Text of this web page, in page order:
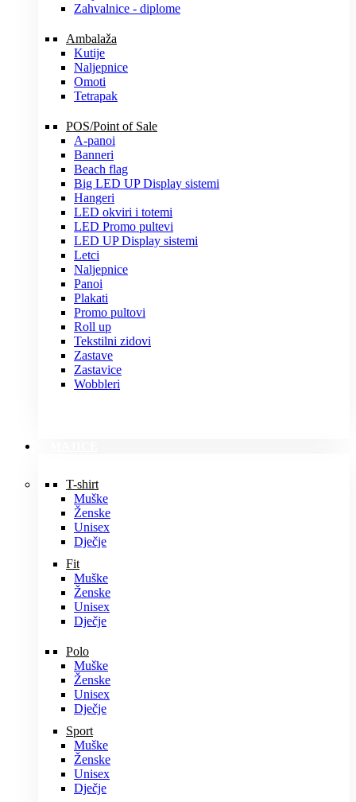
Zahvalnice - diplome
Ambalaža
Kutije
Naljepnice
Omoti
Tetrapak
POS/Point of Sale
A-panoi
Banneri
Beach flag
Big LED UP Display sistemi
Hangeri
LED okviri i totemi
LED Promo pultevi
LED UP Display sistemi
Letci
Naljepnice
Panoi
Plakati
Promo pultovi
Roll up
Tekstilni zidovi
Zastave
Zastavice
Wobbleri
T-shirt
Muške
Ženske
Unisex
Dječje
Fit
Muške
Ženske
Unisex
Dječje
Polo
Muške
Ženske
Unisex
Dječje
Sport
Muške
Ženske
Unisex
Dječje